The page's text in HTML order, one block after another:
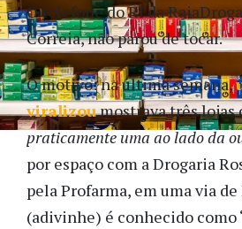
O telefone do RI da
Correia, não parou de tocar.
O motivo: na última semana,
viralizoumostrava três lojas
praticamente uma ao lado da
por espaço com a Drogaria
pela Profarma, em uma via
(adivinhe) é conhecido como